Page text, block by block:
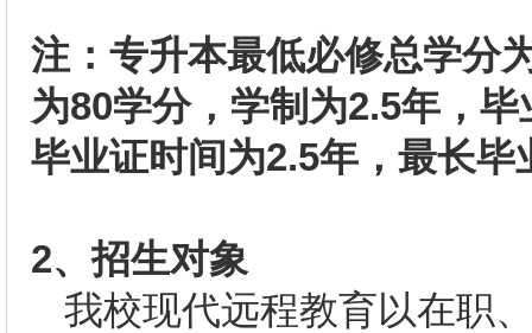
注：专升本最低必修总学分
为80学分，学制为2.5年，
毕业证时间为2.5年，最长
2、招生对象
我校现代远程教育以在职